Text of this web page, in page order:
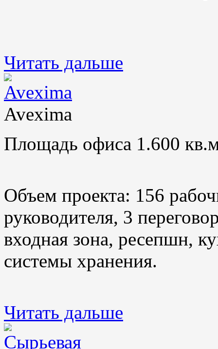
Читать дальше
Avexima
Площадь офиса 1.600
Объем проекта: 156
руководителя, 3
входная зона, ресепшн,
системы хранения.
Читать дальше